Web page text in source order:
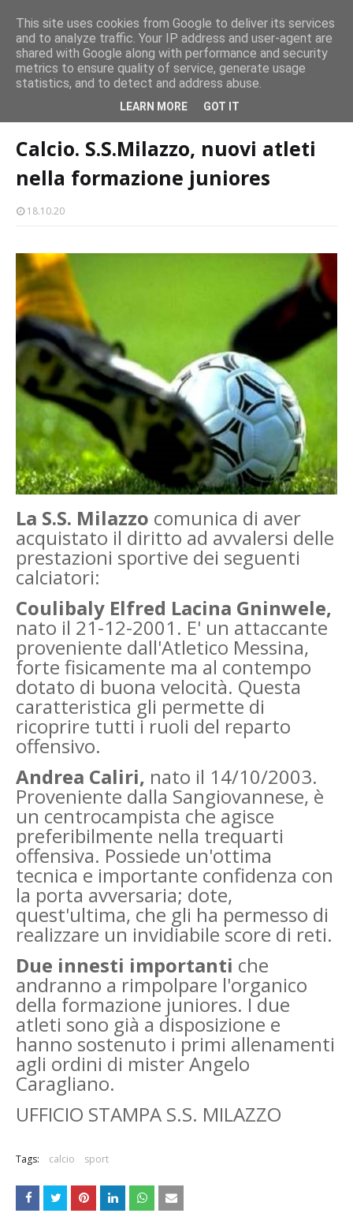
Milazzo 28ª Sagra del Pesce a Vaccarella: il programma
EVENTI
Calcio. S.S.Milazzo, nuovi atleti nella formazione
Calcio. S.S.Milazzo, nuovi atleti
nella formazione juniores
18.10.20
La S.S. Milazzo comunica di aver
acquistato il diritto ad avvalersi delle
prestazioni sportive dei seguenti
calciatori:
Coulibaly Elfred Lacina Gninwele,
nato il 21-12-2001. E' un attaccante
proveniente dall'Atletico Messina,
forte fisicamente ma al contempo
dotato di buona velocità. Questa
caratteristica gli permette di
ricoprire tutti i ruoli del reparto
offensivo.
Andrea Caliri, nato il 14/10/2003.
Proveniente dalla Sangiovannese, è
un centrocampista che agisce
preferibilmente nella trequarti
offensiva. Possiede un'ottima
tecnica e importante confidenza con
la porta avversaria; dote,
quest'ultima, che gli ha permesso di
realizzare un invidiabile score di reti.
Due innesti importanti che
andranno a rimpolpare l'organico
della formazione juniores. I due
atleti sono già a disposizione e
hanno sostenuto i primi allenamenti
agli ordini di mister Angelo
Caragliano.
UFFICIO STAMPA S.S. MILAZZO
Tags: calcio sport
This site uses cookies from Google to deliver its services
and to analyze traffic. Your IP address and user-agent are
shared with Google along with performance and security
metrics to ensure quality of service, generate usage
statistics, and to detect and address abuse.
LEARN MORE GOT IT